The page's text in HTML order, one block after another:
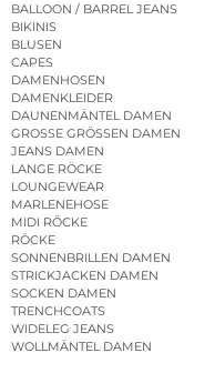
BALLOON / BARREL JEANS
BIKINIS
BLUSEN
CAPES
DAMENHOSEN
DAMENKLEIDER
DAUNENMÄNTEL DAMEN
GROSSE GRÖSSEN DAMEN
JEANS DAMEN
LANGE RÖCKE
LOUNGEWEAR
MARLENEHOSE
MIDI RÖCKE
RÖCKE
SONNENBRILLEN DAMEN
STRICKJACKEN DAMEN
SOCKEN DAMEN
TRENCHCOATS
WIDELEG JEANS
WOLLMÄNTEL DAMEN